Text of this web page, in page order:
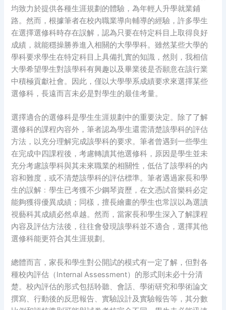
均致力於提供各種生涯規劃的體驗，為年輕人升學就業鋪
路。然而，根據筆者在校內職業導向輔導的經驗，許多學生
在選擇選修科時存在誤解，認為只要在特定科目上取得良好
成績，就能穩操勝券進入相關的大學學科。雖然某些大學的
學科要求學生在特定科目上具備扎實的知識，然則，我相信
大學希望學生對該學科有興趣以及畢業後是否願意在該行業
中積極貢獻社會。因此，僅以大學學系成績要求來選擇某些
選修科，長遠而言未必是對學生的最佳考量。
選擇適合的選修科是學生生涯規劃中的重要決定。除了了解
選修科的課程內容外，筆者認為學生還需清楚該學科的評估
方法，以充分理解完成該學科的要求。筆者曾遇到一些學生
在完成中四課程後，考慮轉讀其他選修科，原因是學生並未
充分考慮該學科與其未來職業的相關性，低估了該學科的內
容和難度，或不清楚該學科的評估標準。筆者遇過家長和學
生的誤解﹕學生已考獲不少鋼琴資歷，在文憑試音樂科必定
能夠獲得優異成績；同樣，擅長繪畫的學生也常誤以為選讀
視藝科其成績必然卓越。然而，當家長和學生深入了解課程
內容及評估方法後，往往會發現該學科並不適合，選擇其他
選修科能更符合其生涯規劃。
總體而言，家長和學生對公開試的模式有一定了解，但對各
種校內評估（Internal Assessment）的形式則未必十分清
楚。校內評估的形式包括聆聽、會話、學術研究和學術論文
撰寫、行動後的反思報告、實驗設計及實驗報告等，其分數